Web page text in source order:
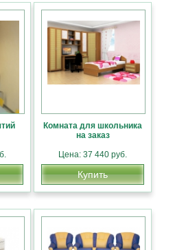
Комната для школьника
на заказ
Цена: 37 440 руб.
Купить